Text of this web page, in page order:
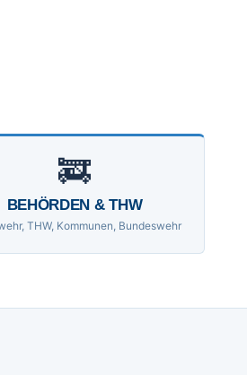
🚒
BEHÖRDEN & THW
THW, Kommunen, Bundeswehr